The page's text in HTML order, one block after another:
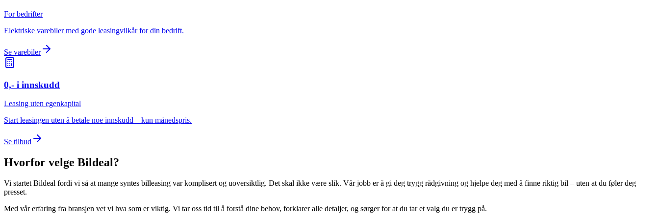
For bedrifter
Elektriske varebiler med gode leasingvilkår for din bedrift.
Se varebiler
0,- i innskudd
Leasing uten egenkapital
Start leasingen uten å betale noe innskudd – kun månedspris.
Se tilbud
Hvorfor velge Bildeal?
Vi startet Bildeal fordi vi så at mange syntes billeasing var komplisert og uoversiktlig. Det skal ikke være slik. Vår jobb er å gi deg trygg rådgivning og hjelpe deg med å finne riktig bil – uten at du føler deg
presset.
Med vår erfaring fra bransjen vet vi hva som er viktig. Vi tar oss tid til å forstå dine behov, forklarer alle detaljer, og sørger for at du tar et valg du er trygg på.